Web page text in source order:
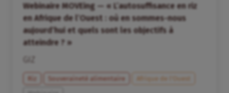
Webinaire MOVEing — « L’autosuffisance en riz
en Afrique de l’Ouest : où en sommes-nous
aujourd’hui et quels sont les objectifs à
atteindre ? »
Riz Souveraineté alimentaire
Afrique de l’Ouest